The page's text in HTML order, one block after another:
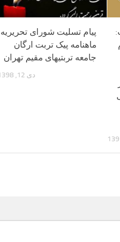
پیام تسلیت شورای تحریریه
ماهنامه پیک تربت ارگان
جامعه تربتیهای مقیم تهران
دی 12, 1398